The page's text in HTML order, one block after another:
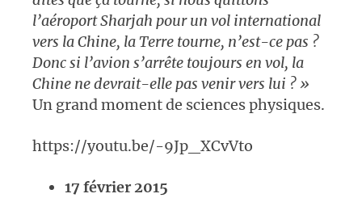
l’aéroport Sharjah pour un vol international
vers la Chine, la Terre tourne, n’est-ce pas ?
Donc si l’avion s’arrête toujours en vol, la
Chine ne devrait-elle pas venir vers lui ? »
Un grand moment de sciences physiques.
https://youtu.be/-9Jp_XCvVto
17 février 2015